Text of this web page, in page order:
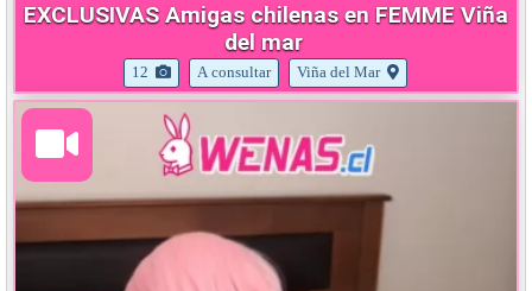
EXCLUSIVAS Amigas chilenas en FEMME Viña
del mar
12 A consultar Viña del Mar